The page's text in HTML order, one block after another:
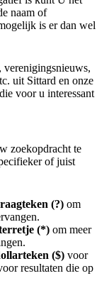
naam of
is er dan wel
uit Sittard en onze
voor u interessant
zoekopdracht te
of juist
(?) om
(*) om meer
($) voor
resultaten die op